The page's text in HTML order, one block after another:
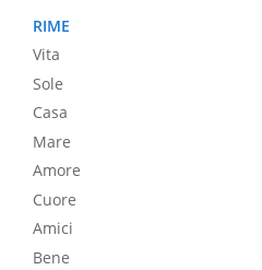
RIME
Vita
Sole
Casa
Mare
Amore
Cuore
Amici
Bene